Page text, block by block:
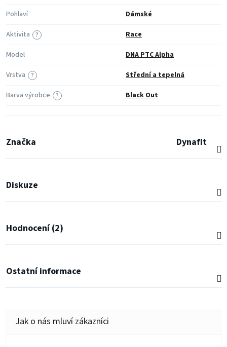
Pohlaví
Dámské
?
Aktivita
Race
Model
DNA PTC Alpha
?
Vrstva Střední a tepelná
?
Barva výrobce Black Out
Značka Dynafit
Diskuze
Hodnocení (2)
Ostatní informace